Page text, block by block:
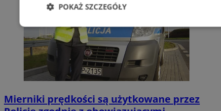
Mierniki prędkości są użytkowane przez
POKAŻ SZCZEGÓŁY
Niezbędne Wydajność Targetowanie
Niezbędne Wydajność Targetowanie